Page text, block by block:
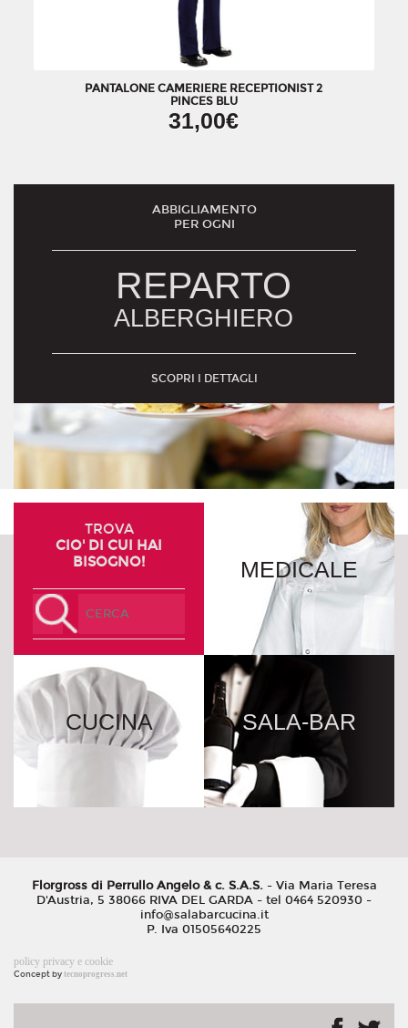
PANTALONE CAMERIERE RECEPTIONIST 2
PINCES BLU
31,00€
ABBIGLIAMENTO
PER OGNI
REPARTO
ALBERGHIERO
SCOPRI I DETTAGLI
TROVA
CIO' DI CUI HAI
BISOGNO!
MEDICALE
CUCINA SALA-BAR
Florgross di Perrullo Angelo & c. S.A.S.- Via Maria Teresa
D'Austria, 5 38066 RIVA DEL GARDA - tel 0464 520930 -
info@salabarcucina.it
P. Iva 01505640225
policy privacy e cookie
Concept by tecnoprogress.net